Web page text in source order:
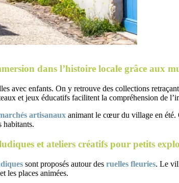
dans l’histoire locale grâce aux
avec enfants. On y retrouve des collections
et jeux éducatifs facilitent la compréhension de
artisanaux animant le cœur du village en été.
habitants.
et ateliers créatifs pour petits
sont proposés autour des ruelles fleuries. Le
les places animées.